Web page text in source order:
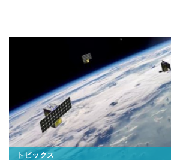
トピックス